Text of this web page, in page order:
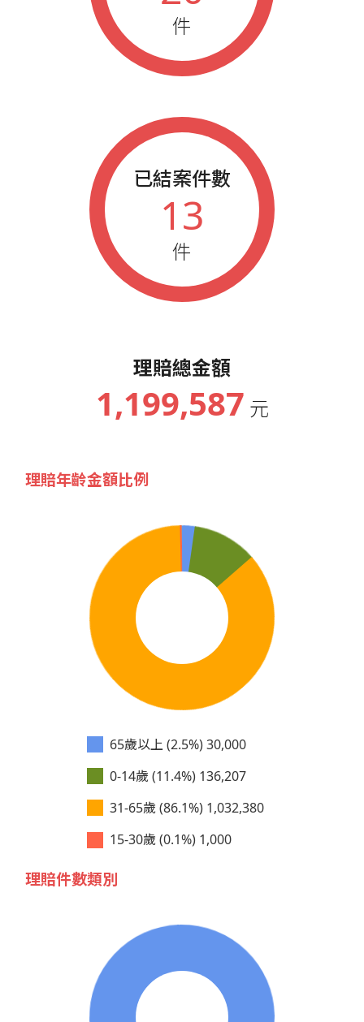
件
已結案件數
13
件
理賠總金額
1,199,587 元
理賠年齡金額比例
65歲以上 (2.5%) 30,000
0-14歲 (11.4%) 136,207
31-65歲 (86.1%) 1,032,380
15-30歲 (0.1%) 1,000
理賠件數類別